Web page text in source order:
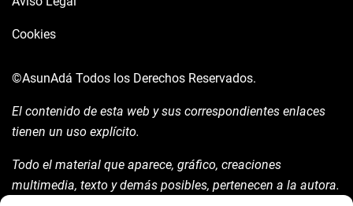
Cookies
©AsunAdá Todos los Derechos Reservados.
El contenido de esta web y sus correspondientes enlaces
tienen un uso explícito.
Todo el material que aparece, gráfico, creaciones
multimedia, texto y demás posibles, pertenecen a la autora.